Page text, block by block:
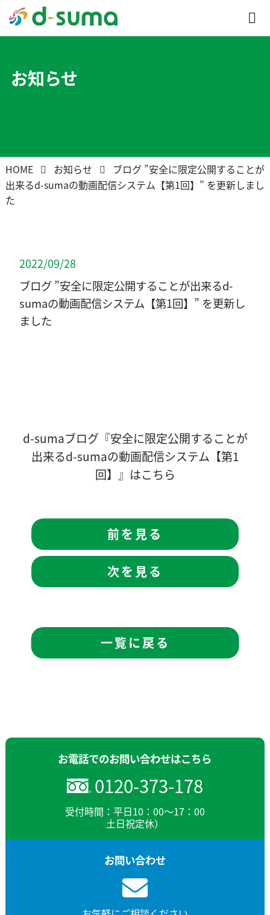
お知らせ
HOME お知らせ
ブログ ”安全に限定公開することが
出来るd-sumaの動画配信システム【第1回】” を更新しまし
た
2022/09/28
ブログ ”安全に限定公開することが出来るd-
sumaの動画配信システム【第1回】” を更新し
ました
d-sumaブログ『安全に限定公開することが
出来るd-sumaの動画配信システム【第1
回】 』はこちら
前を見る
次を見る
一覧に戻る
お電話でのお問い合わせはこちら
0120-373-178
受付時間：平日10：00～17：00
土日祝定休）
お問い合わせ